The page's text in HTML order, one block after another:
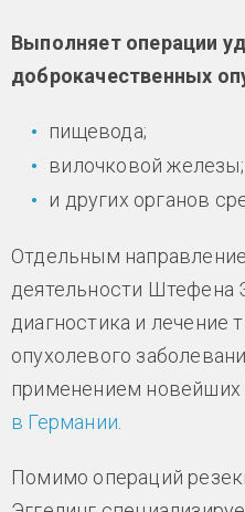
Выполняет операции
доброкачественных
пищевода;
вилочковой железы;
и других органов
Отдельным
деятельности Штефена
диагностика и лечение
опухолевого
применением новейших
в Германии.
Помимо операций